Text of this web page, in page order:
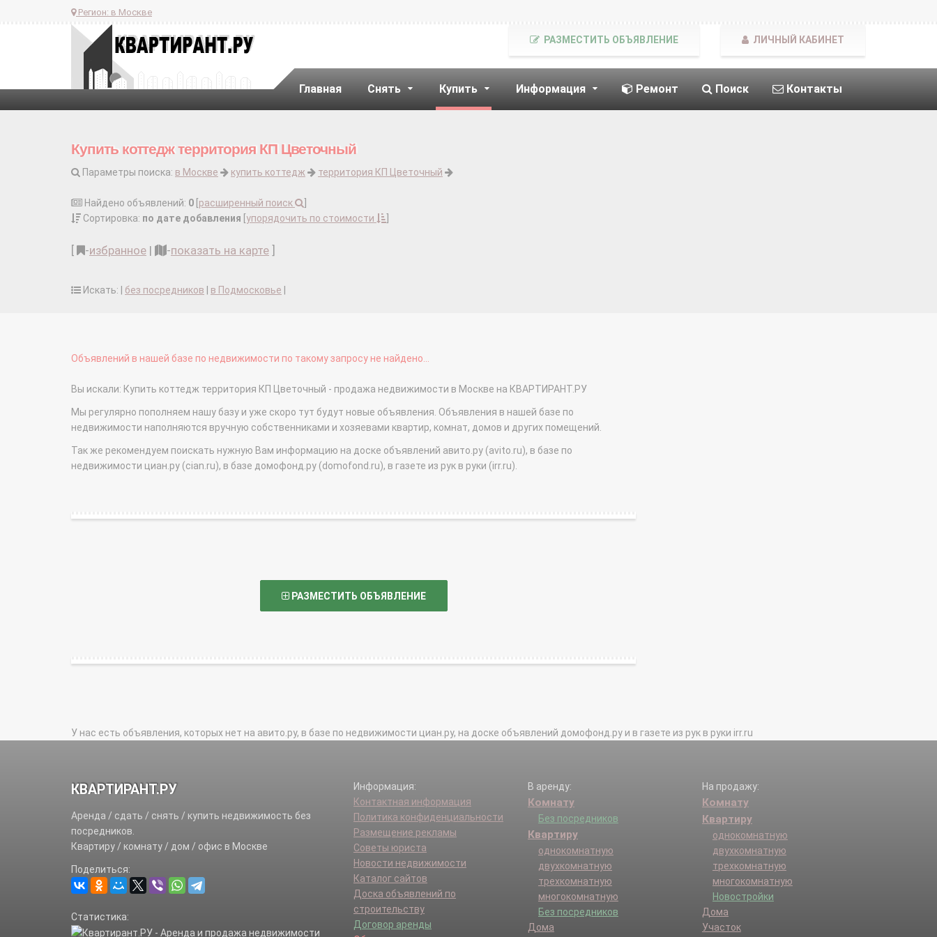
Регион: в Москве
Главная Снять Купить Информация Ремонт Поиск Контакты
РАЗМЕСТИТЬ ОБЪЯВЛЕНИЕ ЛИЧНЫЙ КАБИНЕТ
Купить коттедж территория КП Цветочный
Параметры поиска: в Москве купить коттедж территория КП Цветочный
Найдено объявлений: 0 расширенный поиск
Сортировка: по дате добавления упорядочить по стоимости
-избранное | -показать на карте
Искать: | без посредников в Подмосковье
Объявлений в нашей базе по недвижимости по такому запросу не найдено...
Вы искали: Купить коттедж территория КП Цветочный - продажа недвижимости в Москве на КВАРТИРАНТ.РУ
Мы регулярно пополняем нашу базу и уже скоро тут будут новые объявления. Объявления в нашей базе по
недвижимости наполняются вручную собственниками и хозяевами квартир, комнат, домов и других помещений.
Так же рекомендуем поискать нужную Вам информацию на доске объявлений авито.ру (avito.ru), в базе по
недвижимости циан.ру (cian.ru), в базе домофонд.ру (domofond.ru), в газете из рук в руки (irr.ru).
РАЗМЕСТИТЬ ОБЪЯВЛЕНИЕ
У нас есть объявления, которых нет на авито.ру, в базе по недвижимости циан.ру, на доске объявлений домофонд.ру и в газете из рук в руки irr.ru
КВАРТИРАНТ.РУ
Аренда / сдать / снять / купить недвижимость без
посредников.
Квартиру / комнату / дом / офис в Москве
Поделиться:
Статистика:
Информация:
Контактная информация
Политика конфиденциальности
Размещение рекламы
Советы юриста
Новости недвижимости
Каталог сайтов
Доска объявлений по
строительству
Договор аренды
В аренду:
Комнату
Без посредников
Квартиру
однокомнатную
двухкомнатную
трехкомнатную
многокомнатную
Без посредников
Дома
На продажу:
Комнату
Квартиру
однокомнатную
двухкомнатную
трехкомнатную
многокомнатную
Новостройки
Дома
Участок